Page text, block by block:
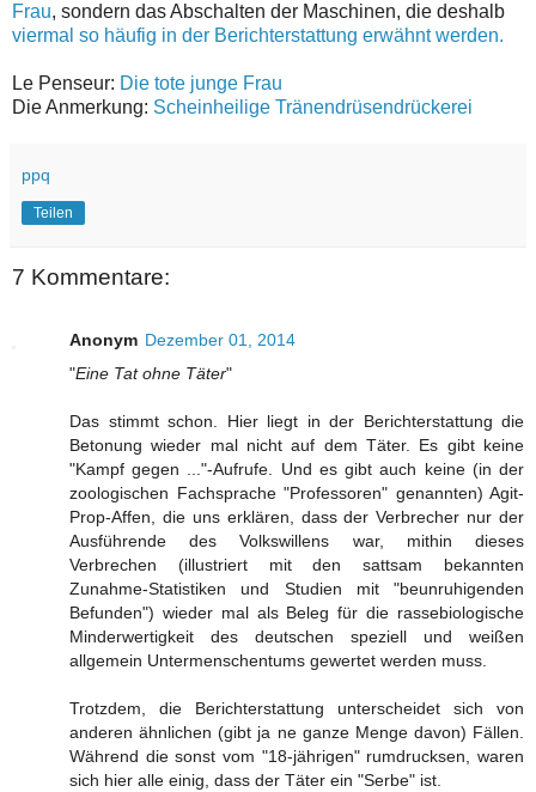
Frau, sondern das Abschalten der Maschinen, die deshalb
viermal so häufig in der Berichterstattung erwähnt werden.
Le Penseur: Die tote junge Frau
Die Anmerkung: Scheinheilige Tränendrüsendrückerei
ppq
Teilen
7 Kommentare:
Anonym Dezember 01, 2014
"Eine Tat ohne Täter"
Das stimmt schon. Hier liegt in der Berichterstattung die
Betonung wieder mal nicht auf dem Täter. Es gibt keine
"Kampf gegen ..."-Aufrufe. Und es gibt auch keine (in der
zoologischen Fachsprache "Professoren" genannten) Agit-
Prop-Affen, die uns erklären, dass der Verbrecher nur der
Ausführende des Volkswillens war, mithin dieses
Verbrechen (illustriert mit den sattsam bekannten
Zunahme-Statistiken und Studien mit "beunruhigenden
Befunden") wieder mal als Beleg für die rassebiologische
Minderwertigkeit des deutschen speziell und weißen
allgemein Untermenschentums gewertet werden muss.
Trotzdem, die Berichterstattung unterscheidet sich von
anderen ähnlichen (gibt ja ne ganze Menge davon) Fällen.
Während die sonst vom "18-jährigen" rumdrucksen, waren
sich hier alle einig, dass der Täter ein "Serbe" ist.